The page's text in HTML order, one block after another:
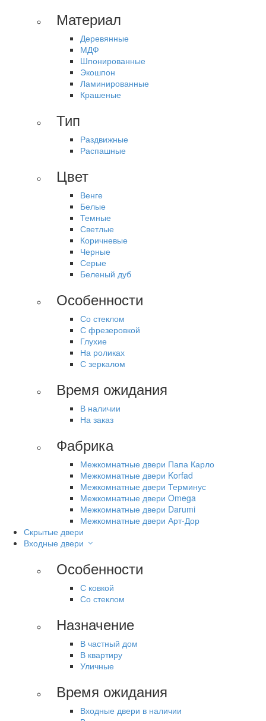
Материал
Деревянные
МДФ
Шпонированные
Экошпон
Ламинированные
Крашеные
Тип
Раздвижные
Распашные
Цвет
Венге
Белые
Темные
Светлые
Коричневые
Черные
Серые
Беленый дуб
Особенности
Со стеклом
С фрезеровкой
Глухие
На роликах
С зеркалом
Время ожидания
В наличии
На заказ
Фабрика
Межкомнатные двери Папа Карло
Межкомнатные двери Korfad
Межкомнатные двери Терминус
Межкомнатные двери Omega
Межкомнатные двери Darumi
Межкомнатные двери Арт-Дор
Скрытые двери
Входные двери
Особенности
С ковкой
Со стеклом
Назначение
В частный дом
В квартиру
Уличные
Время ожидания
Входные двери в наличии